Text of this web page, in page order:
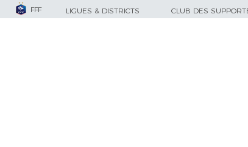
FFF LIGUES & DISTRICTS CLUB DES